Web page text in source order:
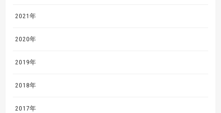
2021年
2020年
2019年
2018年
2017年